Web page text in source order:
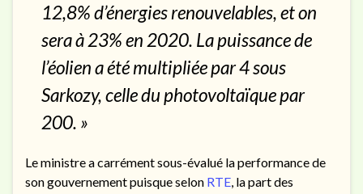
12,8% d’énergies renouvelables, et on
sera à 23% en 2020. La puissance de
l’éolien a été multipliée par 4 sous
Sarkozy, celle du photovoltaïque par
200. »
Le ministre a carrément sous-évalué la performance de
son gouvernement puisque selon RTE, la part des